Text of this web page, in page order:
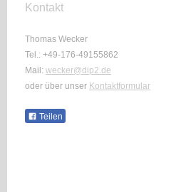
Kontakt
Thomas Wecker
Tel.: +49-176-49155862
Mail: wecker@dip2.de
oder über unser Kontaktformular
Teilen